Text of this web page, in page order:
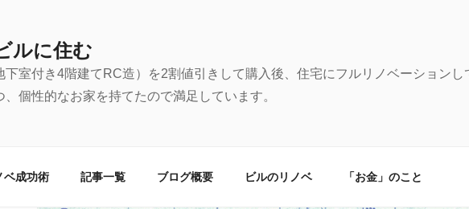
ルに住む
室付き4階建てRC造）を2割値引きして購入後、住宅にフルリノベーション
個性的なお家を持てたので満足しています。
ベ成功術 記事一覧 ブログ概要 ビルのリノベ 「お金」のこと